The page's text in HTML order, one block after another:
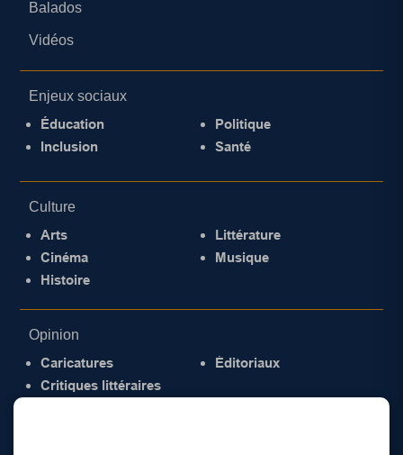
Balados
Vidéos
Enjeux sociaux
Éducation
Inclusion
Politique
Santé
Culture
Arts
Cinéma
Histoire
Littérature
Musique
Opinion
Caricatures
Critiques littéraires
Éditoriaux